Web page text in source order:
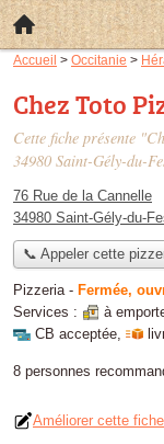
Accueil > Occitanie >
Chez Toto
Cette fiche présente
34980 Saint-Gély-du-
76 Rue de la Cannelle
34980 Saint-Gély-du-
📞 Appeler cette
Pizzeria- Fermée,
Services :
à
CB acceptée,
8 personnes
Améliorer cette fiche